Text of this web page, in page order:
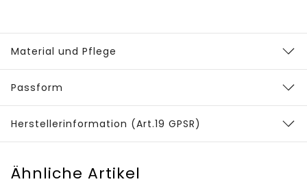
Material und Pflege
Passform
Herstellerinformation (Art.19 GPSR)
Ähnliche Artikel